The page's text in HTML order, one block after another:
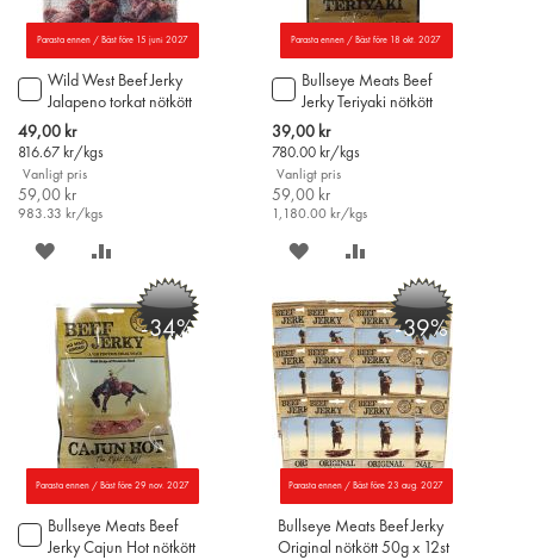
Parasta ennen / Bäst före 15 juni 2027
Wild West Beef Jerky
Jalapeno torkat nötkött
60g
Special
Price
49,00 kr
816.67 kr/kgs
Vanligt pris
59,00 kr
983.33 kr/kgs
Lägg
till
i
varukorgen
SPARA
ÖNSKELISTAN
JÄMFÖR
Parasta ennen / Bäst före 18 okt. 2027
Bullseye Meats Beef
Jerky Teriyaki nötkött
50g
Special
Price
39,00 kr
780.00 kr/kgs
Vanligt pris
59,00 kr
1,180.00 kr/kgs
Lägg
till
i
varukorgen
SPARA
ÖNSKELISTAN
JÄMFÖR
-34%
Parasta ennen / Bäst före 29 nov. 2027
Bullseye Meats Beef
Jerky Cajun Hot nötkött
Lägg
till
Parasta ennen / Bäst före 23 aug. 2027
-39%
Bullseye Meats Beef Jerky
Original nötkött 50g x 12st